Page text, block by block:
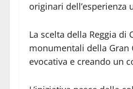
originari dell’esperienza
La scelta della Reggia
monumentali della Gran
evocativa e creando un